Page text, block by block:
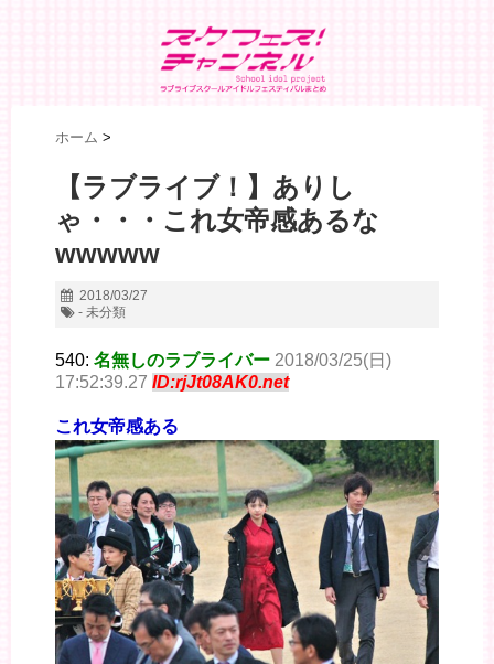
ホーム >
【ラブライブ！】ありし
ゃ・・・これ女帝感あるな
wwwww
2018/03/27
- 未分類
540: 名無しのラブライバー 2018/03/25(日)
17:52:39.27 ID:rjJt08AK0.net
これ女帝感ある